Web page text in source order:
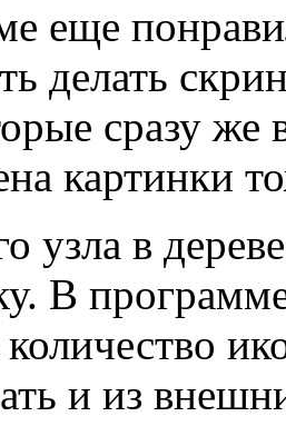
еще
делать
сразу же
картинки
узла в
В
и из